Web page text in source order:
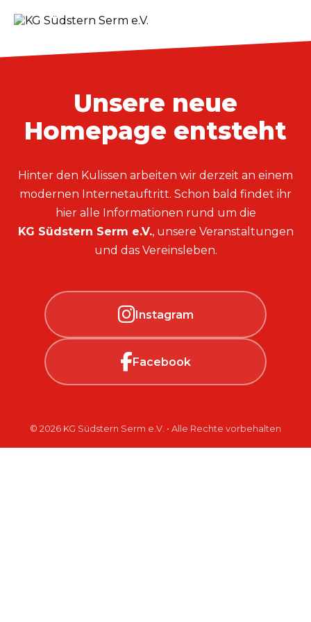
Unsere neue
Homepage entsteht
Hinter den Kulissen arbeiten wir derzeit an einem
modernen Internetauftritt. Schon bald findet ihr
hier alle Informationen rund um die
KG Südstern Serm e.V., unsere Veranstaltungen
und das Vereinsleben.
Instagram
Facebook
© 2026 KG Südstern Serm e.V. • Alle Rechte vorbehalten